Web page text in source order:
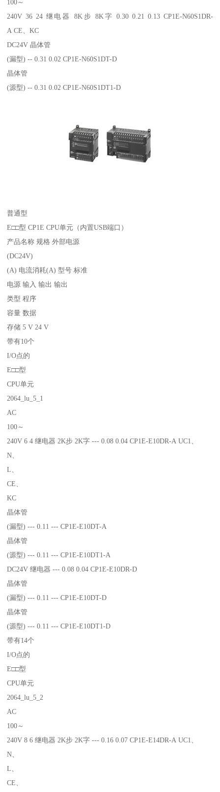
100～
240V 36 24 继电器 8K步 8K字 0.30 0.21 0.13 CP1E-N60S1DR-
A CE、KC
DC24V 晶体管
(漏型) -- 0.31 0.02 CP1E-N60S1DT-D
晶体管
(源型) -- 0.31 0.02 CP1E-N60S1DT1-D
普通型
E□□型 CP1E CPU单元（内置USB端口）
产品名称 规格 外部电源
(DC24V)
(A) 电流消耗(A) 型号 标准
电源 输入 输出 输出
类型 程序
容量 数据
存储 5 V 24 V
带有10个
I/O点的
E□□型
CPU单元
2064_lu_5_1
AC
100～
240V 6 4 继电器 2K步 2K字 --- 0.08 0.04 CP1E-E10DR-A UC1、
N、
L、
CE、
KC
晶体管
(漏型) --- 0.11 --- CP1E-E10DT-A
晶体管
(源型) --- 0.11 --- CP1E-E10DT1-A
DC24V 继电器 --- 0.08 0.04 CP1E-E10DR-D
晶体管
(漏型) --- 0.11 --- CP1E-E10DT-D
晶体管
(源型) --- 0.11 --- CP1E-E10DT1-D
带有14个
I/O点的
E□□型
CPU单元
2064_lu_5_2
AC
100～
240V 8 6 继电器 2K步 2K字 --- 0.16 0.07 CP1E-E14DR-A UC1、
N、
L、
CE、